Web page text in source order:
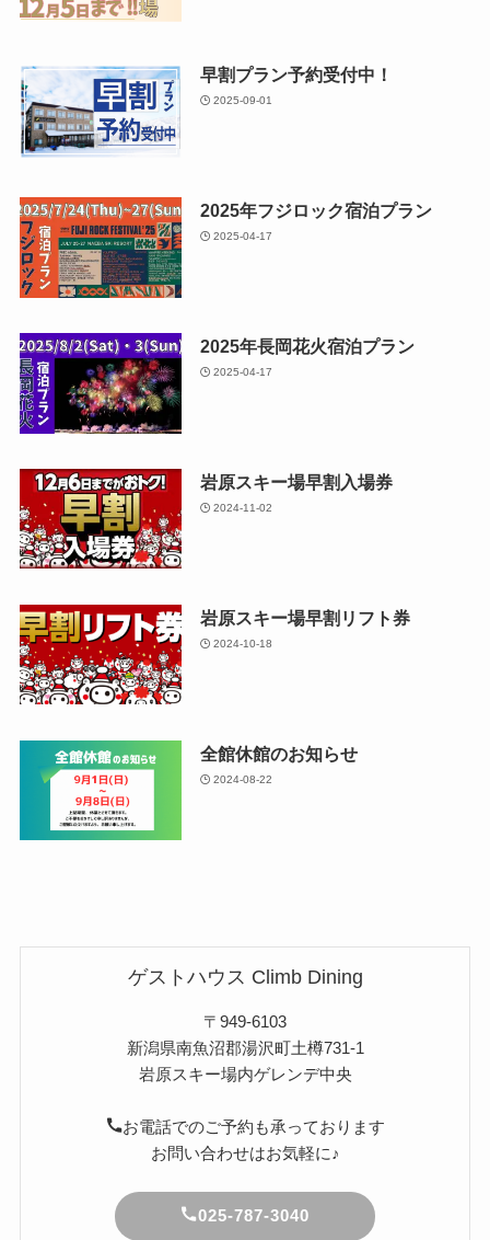
早割プラン予約受付中！
2025-09-01
2025年フジロック宿泊プラン
2025-04-17
2025年長岡花火宿泊プラン
2025-04-17
岩原スキー場早割入場券
2024-11-02
岩原スキー場早割リフト券
2024-10-18
全館休館のお知らせ
2024-08-22
ゲストハウス Climb Dining
〒949-6103
新潟県南魚沼郡湯沢町土樽731-1
岩原スキー場内ゲレンデ中央
お電話でのご予約も承っております
お問い合わせはお気軽に♪
025-787-3040